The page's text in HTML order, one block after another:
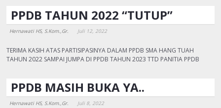
PPDB TAHUN 2022 “TUTUP”
Hernawati HS, S.Kom.,Gr. Juli 12, 2022
TERIMA KASIH ATAS PARTISIPASINYA DALAM PPDB SMA HANG TUAH
TAHUN 2022 SAMPAI JUMPA DI PPDB TAHUN 2023 TTD PANITIA PPDB
PPDB MASIH BUKA YA..
Hernawati HS, S.Kom.,Gr. Juli 8, 2022